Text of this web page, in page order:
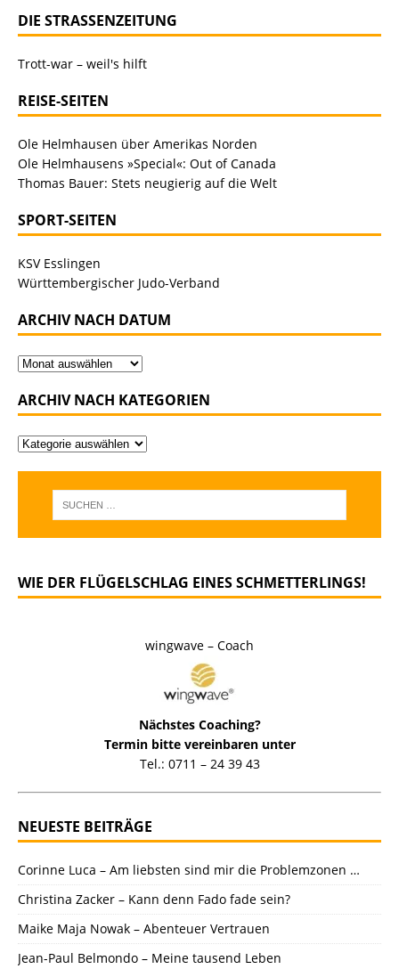
DIE STRASSENZEITUNG
Trott-war – weil's hilft
REISE-SEITEN
Ole Helmhausen über Amerikas Norden
Ole Helmhausens »Special«: Out of Canada
Thomas Bauer: Stets neugierig auf die Welt
SPORT-SEITEN
KSV Esslingen
Württembergischer Judo-Verband
ARCHIV NACH DATUM
ARCHIV NACH KATEGORIEN
WIE DER FLÜGELSCHLAG EINES SCHMETTERLINGS!
wingwave – Coach
Nächstes Coaching?
Termin bitte vereinbaren unter
Tel.: 0711 – 24 39 43
NEUESTE BEITRÄGE
Corinne Luca – Am liebsten sind mir die Problemzonen …
Christina Zacker – Kann denn Fado fade sein?
Maike Maja Nowak – Abenteuer Vertrauen
Jean-Paul Belmondo – Meine tausend Leben